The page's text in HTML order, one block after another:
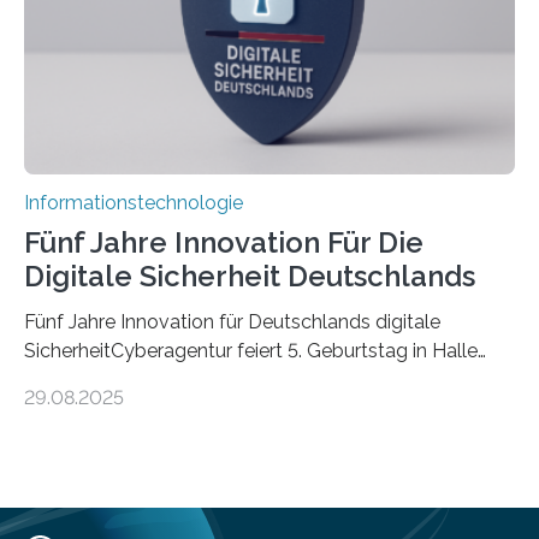
Informationen verarbeiten und häufig auch mit…
Informationstechnologie
Fünf Jahre Innovation Für Die
Digitale Sicherheit Deutschlands
Fünf Jahre Innovation für Deutschlands digitale
SicherheitCyberagentur feiert 5. Geburtstag in Halle
ErfolgeDie Agentur für Innovation in der
Forschungsarbeit, politischen Grußworten und der
29.08.2025